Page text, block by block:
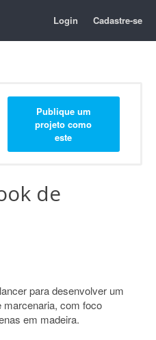
Login Cadastre-se
Publique um
projeto como
este
de
para desenvolver um
marcenaria, com foco
em madeira.